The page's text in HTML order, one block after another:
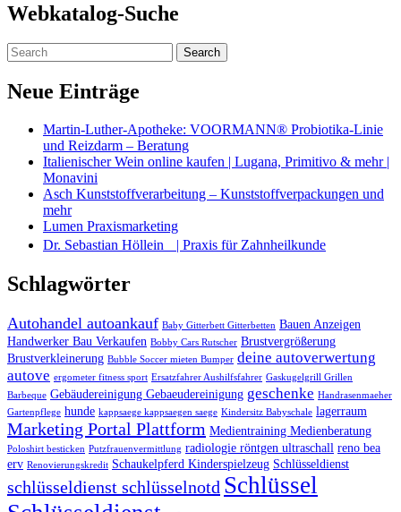
Webkatalog-Suche
Neue Einträge
Martin-Luther-Apotheke: VOORMANN® Probiotika-Linie
und Reizdarm – Beratung
Italienischer Wein online kaufen | Lugana, Primitivo & mehr |
Monavini
Asch Kunststoffverarbeitung – Kunststoffverpackungen und
mehr
Lumen Praxismarketing
Dr. Sebastian Höllein | Praxis für Zahnheilkunde
Schlagwörter
Autohandel autoankauf Baby Gitterbett Gitterbetten Bauen Anzeigen
Handwerker Bau Verkaufen Bobby Cars Rutscher Brustvergrößerung
Brustverkleinerung Bubble Soccer mieten Bumper deine autoverwertung
autove ergometer fitness sport Ersatzfahrer Aushilfsfahrer Gaskugelgrill Grillen
Barbeque Gebäudereinigung Gebaeudereinigung geschenke Handrasenmaeher
Gartenpflege hunde kappsaege kappsaegen saege Kindersitz Babyschale lagerraum
Marketing Portal Plattform Medientraining Medienberatung
Poloshirt besticken Putzfrauenvermittlung radiologie röntgen ultraschall reno bea
erv Renovierungskredit Schaukelpferd Kinderspielzeug Schlüsseldienst
schlüsseldienst schlüsselnotd Schlüssel